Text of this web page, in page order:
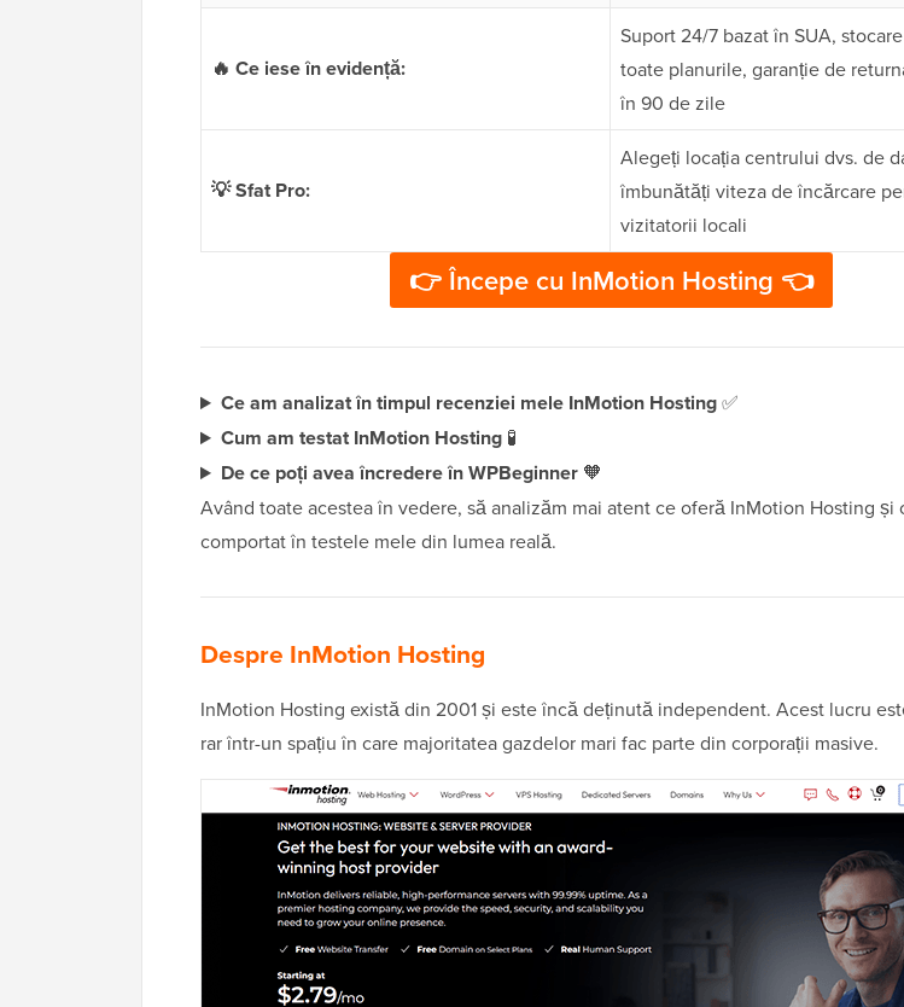
🔥 Ce iese în evidență:
Suport 24/7 bazat în SUA,
toate planurile, garanție de
în 90 de zile
💡 Sfat Pro:
Alegeți locația centrului dvs. de
îmbunătăți viteza de încărcare
vizitatorii locali
👉 Începe cu InMotion Hosting 👈
Ce am analizat în timpul recenziei mele InMotion Hosting✅
Cum am testat InMotion Hosting🧪
De ce poți avea încredere în WPBeginner🧡
Având toate acestea în vedere, să analizăm mai atent ce oferă InMotion Hosting și
comportat în testele mele din lumea reală.
Despre InMotion Hosting
InMotion Hosting există din 2001 și este încă deținută independent. Acest lucru
rar într-un spațiu în care majoritatea gazdelor mari fac parte din corporații masive.